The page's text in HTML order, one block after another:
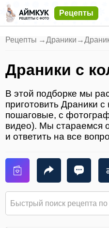
Рецепты
Рецепты →Драники →
Драники с
В этой подборке мы
приготовить Драники
пошаговые, с
видео). Мы стараемся
и ответить на все